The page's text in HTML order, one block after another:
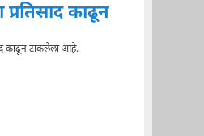
प्रतिसाद काढून
काढून टाकलेला आहे.